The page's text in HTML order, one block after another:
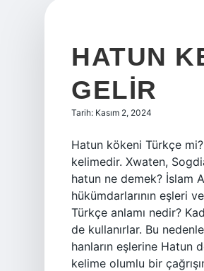
HATUN
GELIR
Tarih: Kasım 2, 2024
Hatun kökeni Türkçe
kelimedir. Xwaten,
hatun ne demek? İslam
hükümdarlarının eşleri
Türkçe anlamı nedir?
de kullanırlar. Bu
hanların eşlerine Hatun
kelime olumlu bir